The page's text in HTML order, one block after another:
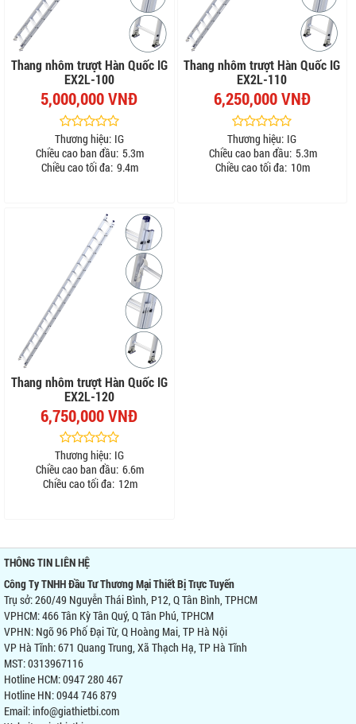
Thang nhôm trượt Hàn Quốc IG
EX2L-100
5,000,000 VNĐ
Thương hiệu: IG
Chiều cao ban đầu: 5.3m
Chiều cao tối đa: 9.4m
Thang nhôm trượt Hàn Quốc IG
EX2L-110
6,250,000 VNĐ
Thương hiệu: IG
Chiều cao ban đầu: 5.3m
Chiều cao tối đa: 10m
Thang nhôm trượt Hàn Quốc IG
EX2L-120
6,750,000 VNĐ
Thương hiệu: IG
Chiều cao ban đầu: 6.6m
Chiều cao tối đa: 12m
THÔNG TIN LIÊN HỆ
Công Ty TNHH Đầu Tư Thương Mại Thiết Bị Trực Tuyến
Trụ sở: 260/49 Nguyễn Thái Bình, P12, Q Tân Bình, TPHCM
VPHCM: 466 Tân Kỳ Tân Quý, Q Tân Phú, TPHCM
VPHN: Ngõ 96 Phố Đại Từ, Q Hoàng Mai, TP Hà Nội
VP Hà Tĩnh: 671 Quang Trung, Xã Thạch Hạ, TP Hà Tĩnh
MST: 0313967116
Hotline HCM: 0947 280 467
Hotline HN: 0944 746 879
Email: info@giathietbi.com